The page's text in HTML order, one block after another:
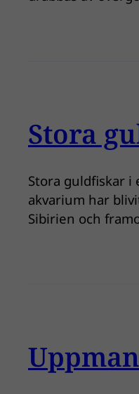
Stora
Stora guldfiskar
akvarium har
Sibirien och